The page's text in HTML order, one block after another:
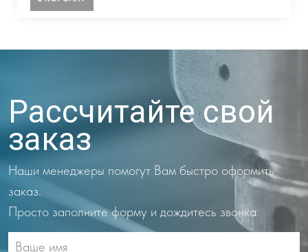
Рассчитайте свой
заказ
Наши менеджеры помогут Вам быстро оформить
заказ.
Просто заполните форму и дождитесь звонка.